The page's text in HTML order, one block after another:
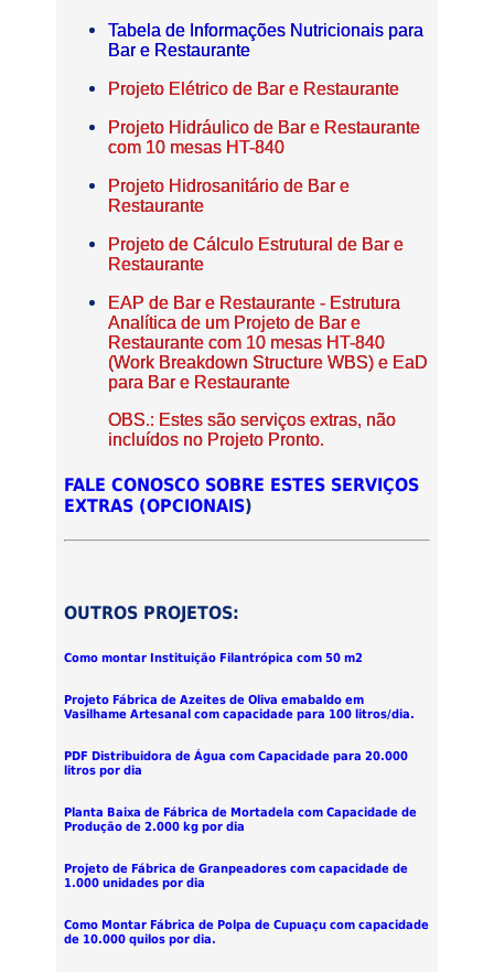
Tabela de Informações Nutricionais para
Bar e Restaurante
Projeto Elétrico de Bar e Restaurante
Projeto Hidráulico de Bar e Restaurante
com 10 mesas HT-840
Projeto Hidrosanitário de Bar e
Restaurante
Projeto de Cálculo Estrutural de Bar e
Restaurante
EAP de Bar e Restaurante - Estrutura
Analítica de um Projeto de Bar e
Restaurante com 10 mesas HT-840
(Work Breakdown Structure WBS) e EaD
para Bar e Restaurante
OBS.: Estes são serviços extras, não
incluídos no Projeto Pronto.
FALE CONOSCO SOBRE ESTES SERVIÇOS
EXTRAS (OPCIONAIS)
OUTROS PROJETOS:
Como montar Instituição Filantrópica com 50 m2
Projeto Fábrica de Azeites de Oliva emabaldo em
Vasilhame Artesanal com capacidade para 100 litros/dia.
PDF Distribuidora de Água com Capacidade para 20.000
litros por dia
Planta Baixa de Fábrica de Mortadela com Capacidade de
Produção de 2.000 kg por dia
Projeto de Fábrica de Granpeadores com capacidade de
1.000 unidades por dia
Como Montar Fábrica de Polpa de Cupuaçu com capacidade
de 10.000 quilos por dia.